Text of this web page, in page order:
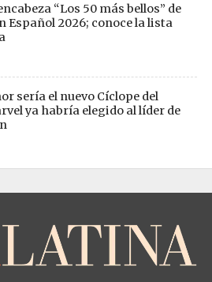
“Los 50 más bellos” de
Español 2026; conoce la lista
sería el nuevo Cíclope del
ya habría elegido al líder de